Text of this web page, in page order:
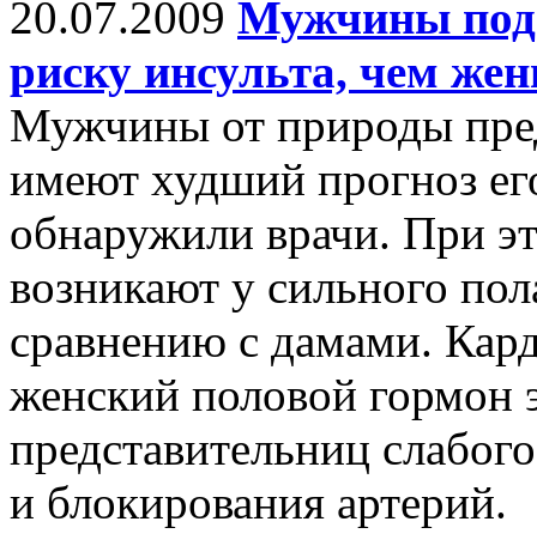
20.07.2009 Мужчины
риску инсульта, чем
Мужчины от природы
имеют худший прогноз
обнаружили врачи. При
возникают у сильного
сравнению с дамами.
женский половой гормон
представительниц
и блокирования артерий.